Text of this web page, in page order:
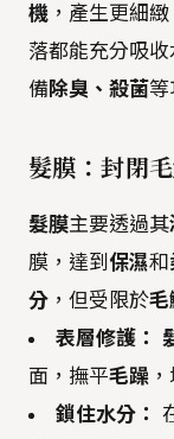
機 ，產生更細
落都能充分吸
備除臭、殺菌
髮膜：封閉
髮膜主要透過其
膜，達到 保濕和
分 ，但受限於毛
表層修護：
面，撫平毛躁
鎖住水分：